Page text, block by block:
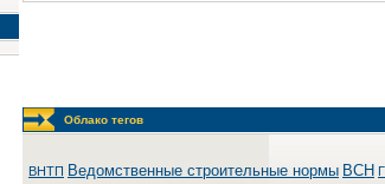
Облако тегов
BHTП Ведомственные строительные нормы BCH